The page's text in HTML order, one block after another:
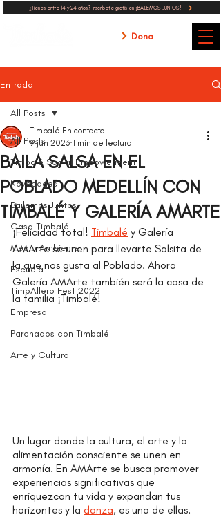
¿Tienes entre 14 y 24 años? Inscribete gratis en ¡BAILEMOS JUNTOS!
Dona
Entrada
All Posts
Timbalé Social Empowerment
Novedades
Bailemos Juntos
Casa Timbalé
Medio Ambiente
Escuela
TimbAllero Fest 2022
Empresa
Parchados con Timbalé
Arte y Cultura
All Posts
BAILA SALSA EN EL
POBLADO MEDELLÍN CON
TIMBALÉ Y GALERÍA AMARTE
Timbalé En contacto
9 jun 2023 1 min de lectura
¡Felicidad total! Timbalé y Galería
AMArte se unen para llevarte Salsita de
la que nos gusta al Poblado. Ahora
Galería AMArte también será la casa de
la familia ¡Timbalé!
Un lugar donde la cultura, el arte y la
alimentación consciente se unen en
armonía. En AMArte se busca promover
experiencias significativas que
enriquezcan tu vida y expandan tus
horizontes y la danza, es una de ellas.